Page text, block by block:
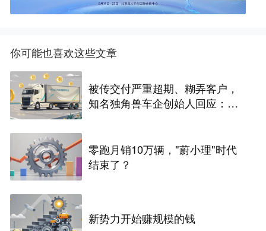
你可能也喜欢这些文章
被传交付严重超期、糊弄客户，
知名独角兽车企创始人回应：都
方表示肯定”
零跑月销10万辆，"蔚小理"时代
结束了？
新势力开始赚规模的钱